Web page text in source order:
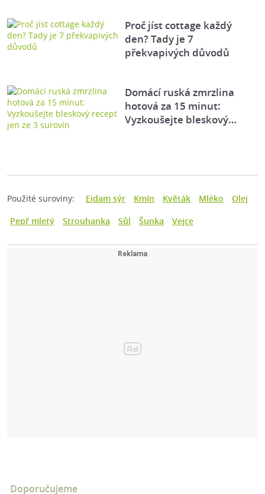
Proč jíst cottage každý
den? Tady je 7
překvapivých důvodů
Domácí ruská zmrzlina
hotová za 15 minut:
Vyzkoušejte bleskový…
Použité suroviny: Eidam sýr Kmín Květák Mléko
Olej
Pepř mletý
Strouhanka Sůl Šunka Vejce
Doporučujeme